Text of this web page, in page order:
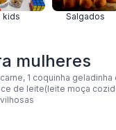
kids Salgados
mulheres
1 coquinha
de leite(leite moça